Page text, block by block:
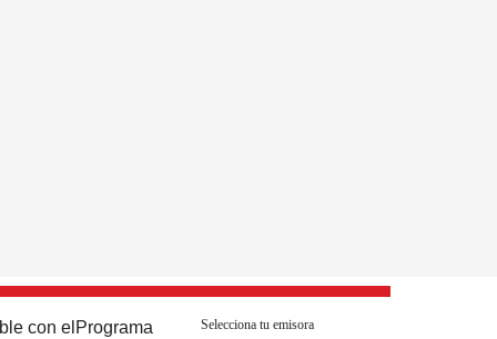
con el Programa Selecciona tu emisora